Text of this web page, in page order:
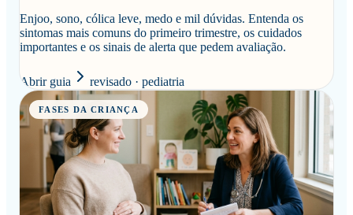
Enjoo, sono, cólica leve, medo e mil dúvidas. Entenda os
sintomas mais comuns do primeiro trimestre, os cuidados
importantes e os sinais de alerta que pedem avaliação.
Abrir guia revisado · pediatria
FASES DA CRIANÇA